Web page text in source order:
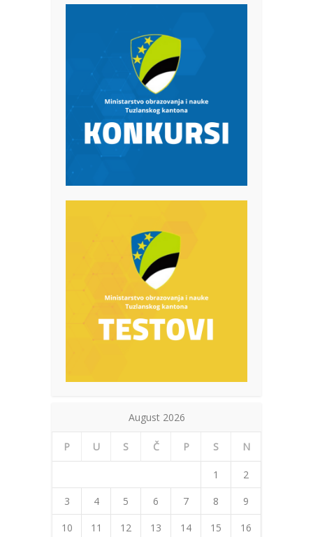
August 2026
P U S Č P S N
1
2
3
4 5 6 7 8
9
10
11 12 13 14 15
16